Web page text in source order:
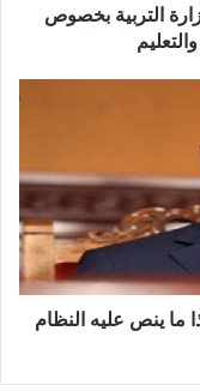
التربية بخصوص
ينص عليه النظام